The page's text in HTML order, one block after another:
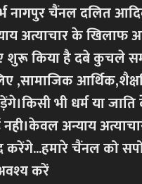
नागपुर चैंनल दलित
अत्याचार के खिलाफ
किया है दबे कुचले
,सामाजिक
भी धर्म या
नही।केवल अन्याय
चैंनल को
करें